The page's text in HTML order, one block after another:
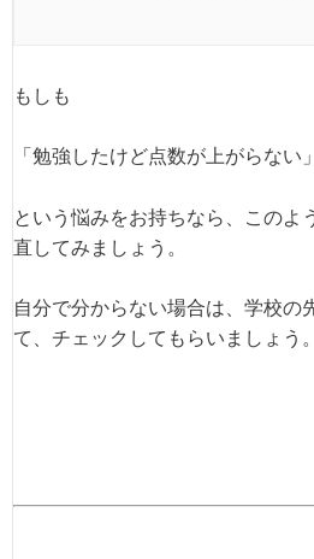
もしも
「勉強したけど点数が上がらない」
という悩みをお持ちなら、このよ
直してみましょう。
自分で分からない場合は、学校の
て、チェックしてもらいましょう。